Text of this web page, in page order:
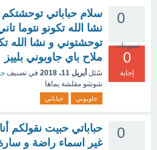
0
تصويتات
0
إجابة
سلام حباباتي
نشا الله تكونو نتوما
توحشتوني و نشا الله
ملاح باي جاوبوني بلييز
سُئل أبريل 11، 2018 في تصنيف
شوشو مقلشة يماها
جاوبوني حباباتي
0
حباباتي حبيت نقولكم
غير اسماء راضة و